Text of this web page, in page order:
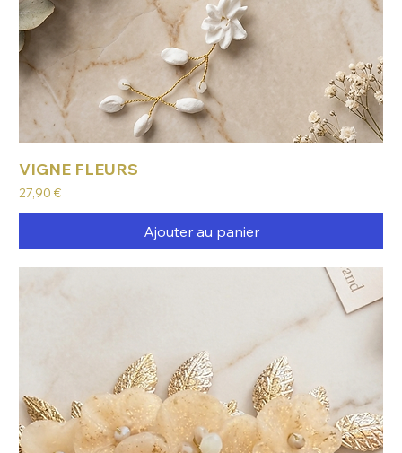
VIGNE FLEURS
Prix
27,90 €
Ajouter au panier